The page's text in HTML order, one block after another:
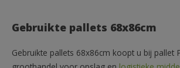
Gebruikte pallets 68x86cm
Gebruikte pallets 68x86cm koopt u bij pallet